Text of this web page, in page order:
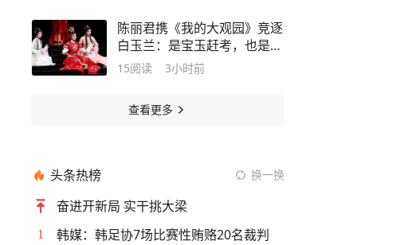
陈丽君携《我的大观园》竞逐
白玉兰：是宝玉赶考，也是戏
曲创新时代之问
15阅读 3小时前
查看更多
头条热榜 换一换
奋进开新局 实干挑大梁
1 韩媒：韩足协7场比赛性贿赂20名裁判